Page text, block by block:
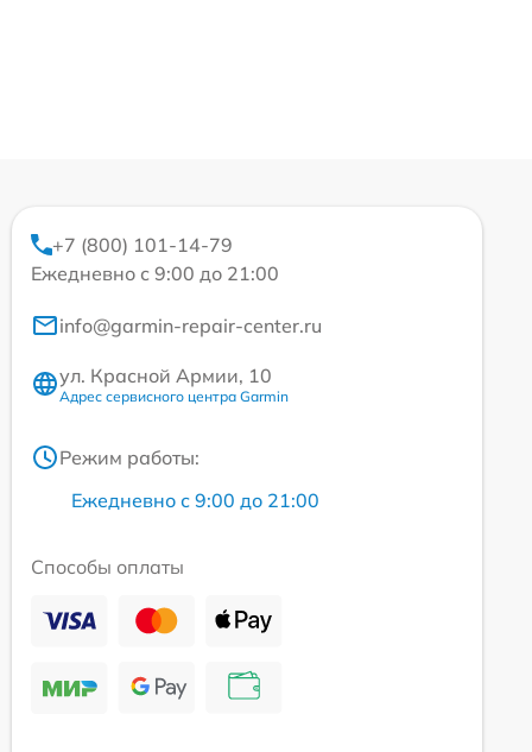
+7 (800) 101-14-79
Ежедневно с 9:00 до 21:00
info@garmin-repair-center.ru
ул. Красной Армии, 10
Адрес сервисного центра Garmin
Режим работы:
Ежедневно с 9:00 до 21:00
Способы оплаты